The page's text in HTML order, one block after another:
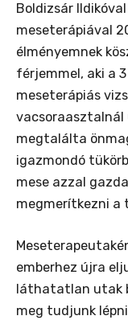
Boldizsár
meseterápiával
élményemnek
férjemmel, aki a
meseterápiás
megtalálta
igazmondó
mese azzal
megmerítkezni a
emberhez újra
láthatatlan utak
meg tudjunk